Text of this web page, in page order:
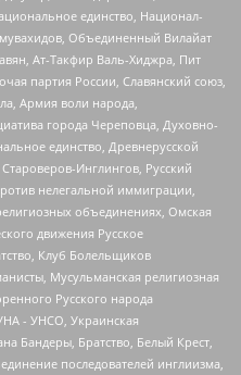
единство, Национал-
Объединенный Вилайат
Ат-Такфир Валь-Хиджра, Пит
партия России, Славянский союз,
Армия воли народа,
города Череповца, Духовно-
единство, Древнерусской
Инглингов, Русский
нелегальной иммиграции,
объединениях, Омская
движения Русское
Клуб Болельщиков
Мусульманская религиозная
Русского народа
- УНСО, Украинская
Бандеры, Братство, Белый Крест,
последователей инглиизма,